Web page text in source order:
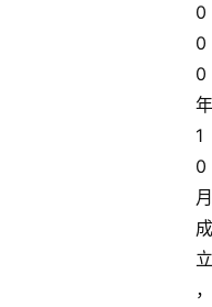
0
0
0
年
1
0
月
成
立
，